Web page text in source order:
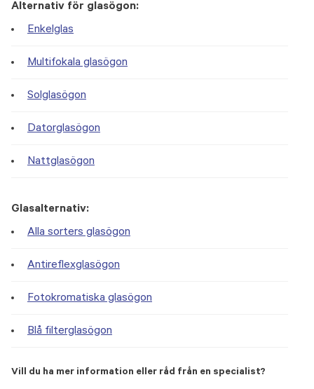
Alternativ för glasögon:
Enkelglas
Multifokala glasögon
Solglasögon
Datorglasögon
Nattglasögon
Glasalternativ:
Alla sorters glasögon
Antireflexglasögon
Fotokromatiska glasögon
Blå filterglasögon
Vill du ha mer information eller råd från en specialist?